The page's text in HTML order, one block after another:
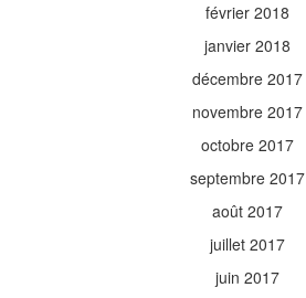
février 2018
janvier 2018
décembre 2017
novembre 2017
octobre 2017
septembre 2017
août 2017
juillet 2017
juin 2017